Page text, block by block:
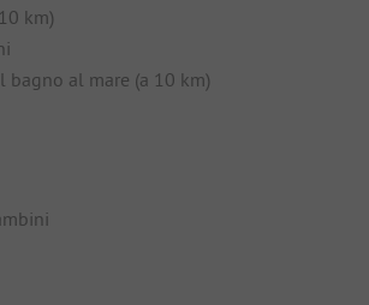
km)
bagno al mare (a 10 km)